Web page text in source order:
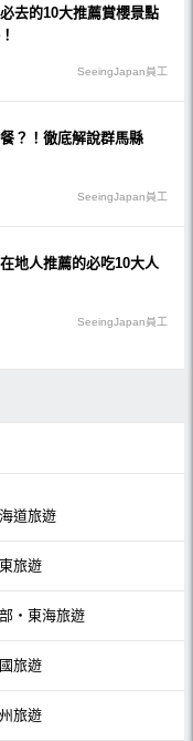
去的10大推薦賞櫻景點
SeeingJapan員工
？！徹底解說群馬縣
SeeingJapan員工
地人推薦的必吃10大人
SeeingJapan員工
道旅遊
旅遊
・東海旅遊
旅遊
旅遊